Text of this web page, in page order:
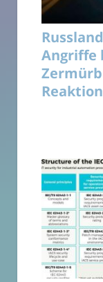
Angriffe